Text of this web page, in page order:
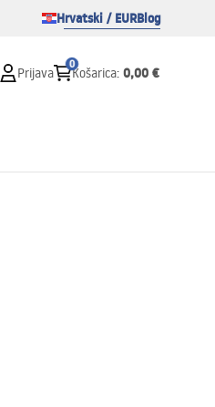
Hrvatski / EURBlog
Prijava
0
Košarica: 0,00 €